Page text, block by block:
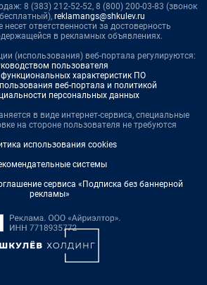
8 (383) 212-52-52, 8 (800) 200-03-83 (звонок
reklamangs@shkulev.ru
несет ответственности за достоверность
в рекламных объявлениях.
(использования) веб-портала регулируются:
пользователя
характеристик ПО
веб-портала и политикой
персональных данных
в виде интернет-сервиса, специальные
на стороне пользователя не требуются
использования cookies
системы
сервиса «Подписка без баннерной
рекламы»